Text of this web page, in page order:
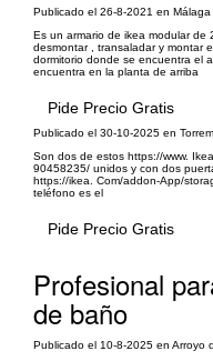
Publicado el 26-8-2021 en Málaga
Es un armario de ikea modular de
desmontar , transaladar y montar
dormitorio donde se encuentra el
encuentra en la planta de arriba
Pide Precio Gratis
Publicado el 30-10-2025 en
Son dos de estos https://www.
90458235/ unidos y con dos
https://ikea. Com/addon-App/
teléfono es el
Pide Precio Gratis
Profesional
de baño
Publicado el 10-8-2025 en Arroyo